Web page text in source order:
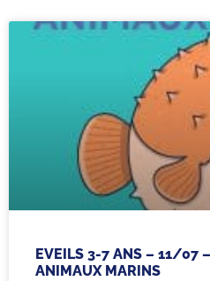
EVEILS 3-7 ANS – 11/07
ANIMAUX MARINS